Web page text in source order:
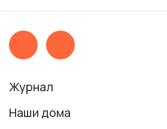
Журнал
Наши дома